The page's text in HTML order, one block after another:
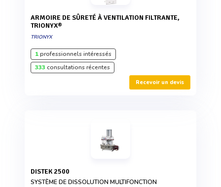
ARMOIRE DE SÛRETÉ À VENTILATION FILTRANTE,
TRIONYX®
TRIONYX
1professionnels intéressés
333 consultations récentes
Recevoir un devis
DISTEK 2500
SYSTÈME DE DISSOLUTION MULTIFONCTION